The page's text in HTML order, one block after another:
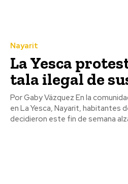
Nayarit
La Yesca
tala ilegal de
Por Gaby Vázquez En la comunidad de Guadalupe Ocotán,
en La Yesca, Nayarit, habitantes
decidieron este fin de semana